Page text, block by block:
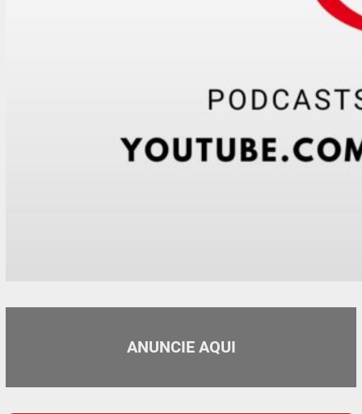
ANUNCIE AQUI